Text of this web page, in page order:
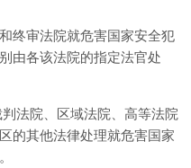
终审法院就危害国家安全犯
由各该法院的指定法官处
法院、区域法院、高等法院
的其他法律处理就危害国家